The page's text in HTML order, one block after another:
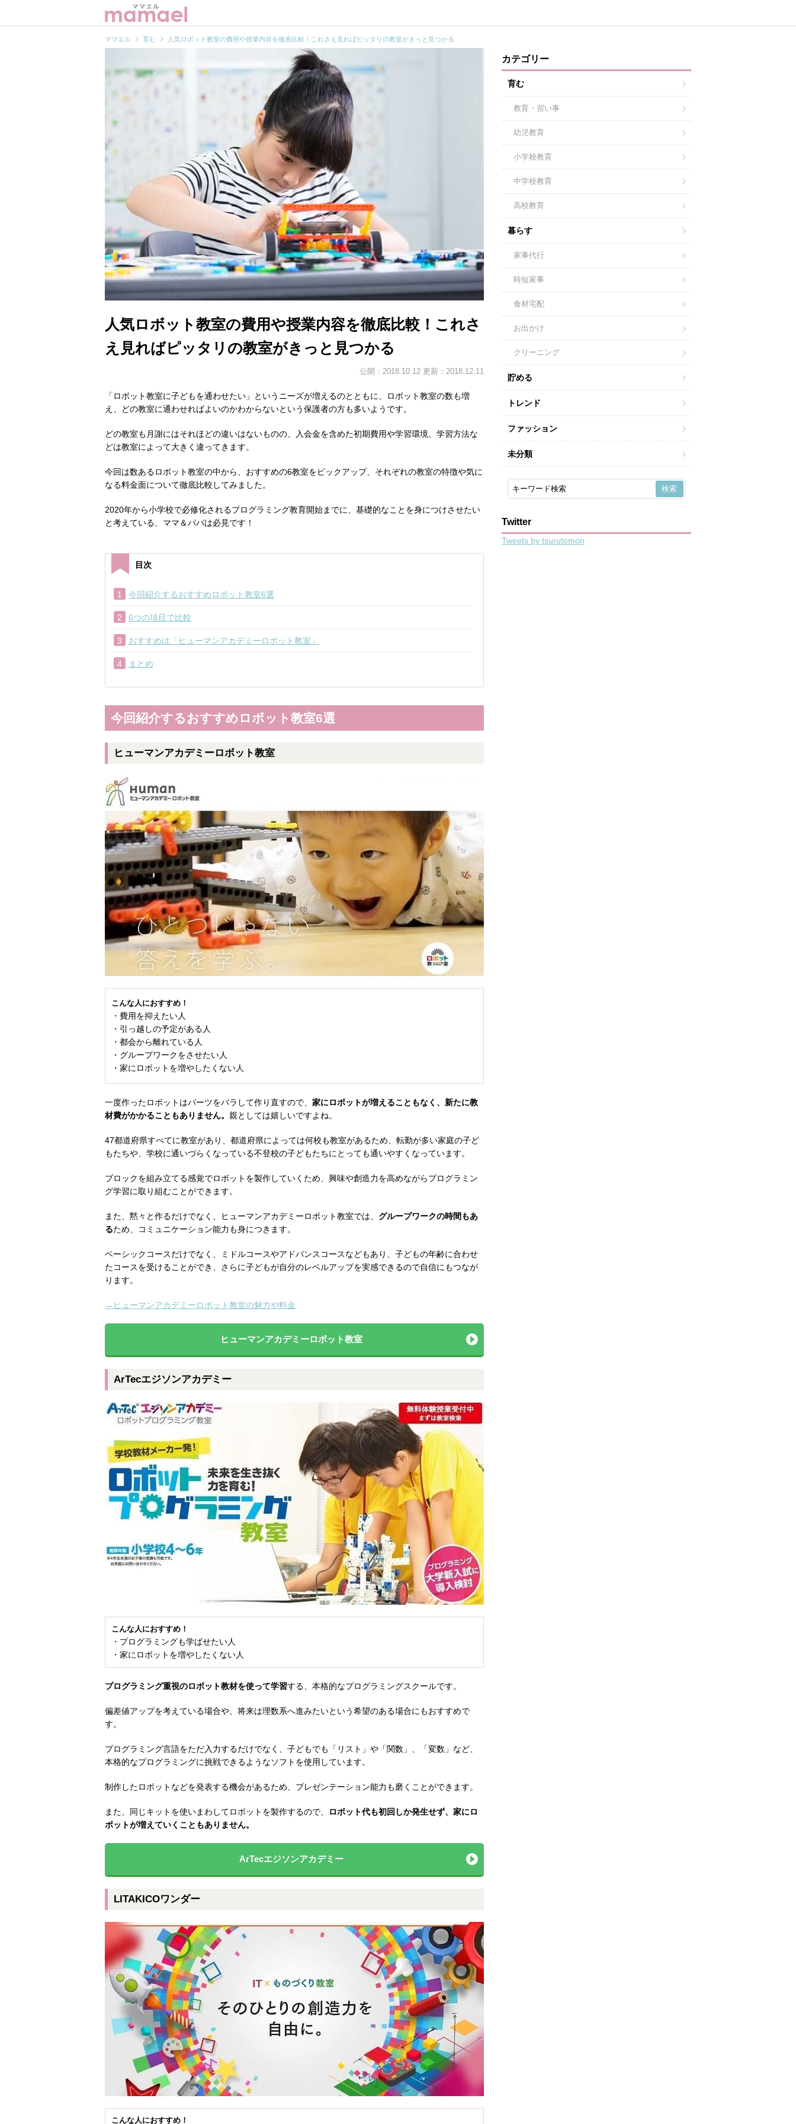
ママエル 育む 人気ロボット教室の費用や授業内容を徹底比較！これさえ見ればピッタリの教室がきっと見つかる
人気ロボット教室の費用や授業内容を徹底比較！これさ
え見ればピッタリの教室がきっと見つかる
公開：2018.10.12 更新：2018.12.11
「ロボット教室に子どもを通わせたい」というニーズが増えるのとともに、ロボット教室の数も増
え、どの教室に通わせればよいのかわからないという保護者の方も多いようです。
どの教室も月謝にはそれほどの違いはないものの、入会金を含めた初期費用や学習環境、学習方法な
どは教室によって大きく違ってきます。
今回は数あるロボット教室の中から、おすすめの6教室をピックアップ、それぞれの教室の特徴や気に
なる料金面について徹底比較してみました。
2020年から小学校で必修化されるプログラミング教育開始までに、基礎的なことを身につけさせたい
と考えている、ママ＆パパは必見です！
目次
今回紹介するおすすめロボット教室6選
6つの項目で比較
おすすめは「ヒューマンアカデミーロボット教室」
まとめ
今回紹介するおすすめロボット教室6選
ヒューマンアカデミーロボット教室
こんな人におすすめ！
・費用を抑えたい人
・引っ越しの予定がある人
・都会から離れている人
・グループワークをさせたい人
・家にロボットを増やしたくない人
一度作ったロボットはパーツをバラして作り直すので、 家にロボットが増えることもなく、新たに教
材費がかかることもありません。 親としては嬉しいですよね。
47都道府県すべてに教室があり、都道府県によっては何校も教室があるため、転勤が多い家庭の子ど
もたちや、学校に通いづらくなっている不登校の子どもたちにとっても通いやすくなっています。
ブロックを組み立てる感覚でロボットを製作していくため、興味や創造力を高めながらプログラミン
グ学習に取り組むことができます。
また、黙々と作るだけでなく、ヒューマンアカデミーロボット教室では、 グループワークの時間もあ
るため、コミュニケーション能力も身につきます。
ベーシックコースだけでなく、ミドルコースやアドバンスコースなどもあり、子どもの年齢に合わせ
たコースを受けることができ、さらに子どもが自分のレベルアップを実感できるので自信にもつなが
ります。
→ヒューマンアカデミーロボット教室の魅力や料金
ヒューマンアカデミーロボット教室
ArTecエジソンアカデミー
こんな人におすすめ！
・プログラミングも学ばせたい人
・家にロボットを増やしたくない人
プログラミング重視のロボット教材を使って学習する、本格的なプログラミングスクールです。
偏差値アップを考えている場合や、将来は理数系へ進みたいという希望のある場合にもおすすめで
す。
プログラミング言語をただ入力するだけでなく、子どもでも「リスト」や「関数」、「変数」など、
本格的なプログラミングに挑戦できるようなソフトを使用しています。
制作したロボットなどを発表する機会があるため、プレゼンテーション能力も磨くことができます。
また、同じキットを使いまわしてロボットを製作するので、
ロボット代も初回しか発生せず、家にロ
ボットが増えていくこともありません。
ArTecエジソンアカデミー
LITAKICOワンダー
こんな人におすすめ！
カテゴリー
育む
教育・習い事
幼児教育
小学校教育
中学校教育
高校教育
暮らす
家事代行
時短家事
食材宅配
お出かけ
クリーニング
貯める
トレンド
ファッション
未分類
Twitter
Tweets by tsurutomon